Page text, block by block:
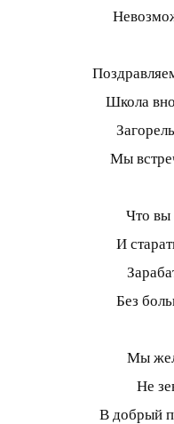
Школа
Мы
Что вы
И
Без
Мы
Не
В добрый